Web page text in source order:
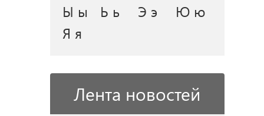
Ы ы
Ь ь Э э
Ю ю
Я я
Лента новостей